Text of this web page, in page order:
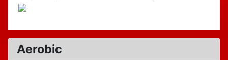
Aerobic